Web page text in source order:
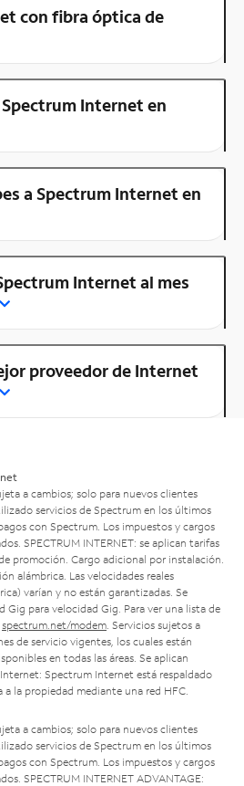
con fibra óptica de
Internet en
a Spectrum Internet en
Internet al mes
proveedor de Internet
a cambios; solo para nuevos clientes
servicios de Spectrum en los últimos
con Spectrum. Los impuestos y cargos
SPECTRUM INTERNET: se aplican tarifas
promoción. Cargo adicional por instalación.
alámbrica. Las velocidades reales
varían y no están garantizadas. Se
Gig para velocidad Gig. Para ver una lista de
spectrum.net/modem . Servicios sujetos a
de servicio vigentes, los cuales están
en todas las áreas. Se aplican
Spectrum Internet está respaldado
la propiedad mediante una red HFC.
a cambios; solo para nuevos clientes
servicios de Spectrum en los últimos
con Spectrum. Los impuestos y cargos
SPECTRUM INTERNET ADVANTAGE: